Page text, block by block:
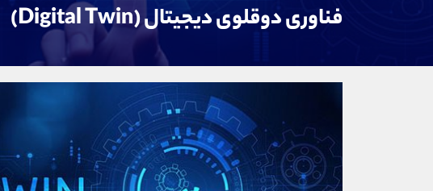
فناوری دوقلوی دیجیتال (Digital Twin)
تلفن
کانال تلگرام
کانال بله